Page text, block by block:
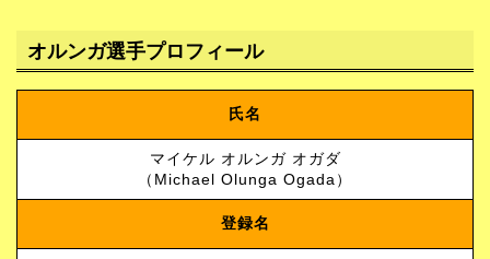
オルンガ選手プロフィール
氏名
マイケル オルンガ オガダ
（Michael Olunga Ogada）
登録名